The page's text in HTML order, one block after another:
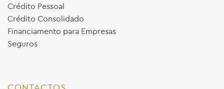
Crédito Pessoal
Crédito Consolidado
Financiamento para Empresas
Seguros